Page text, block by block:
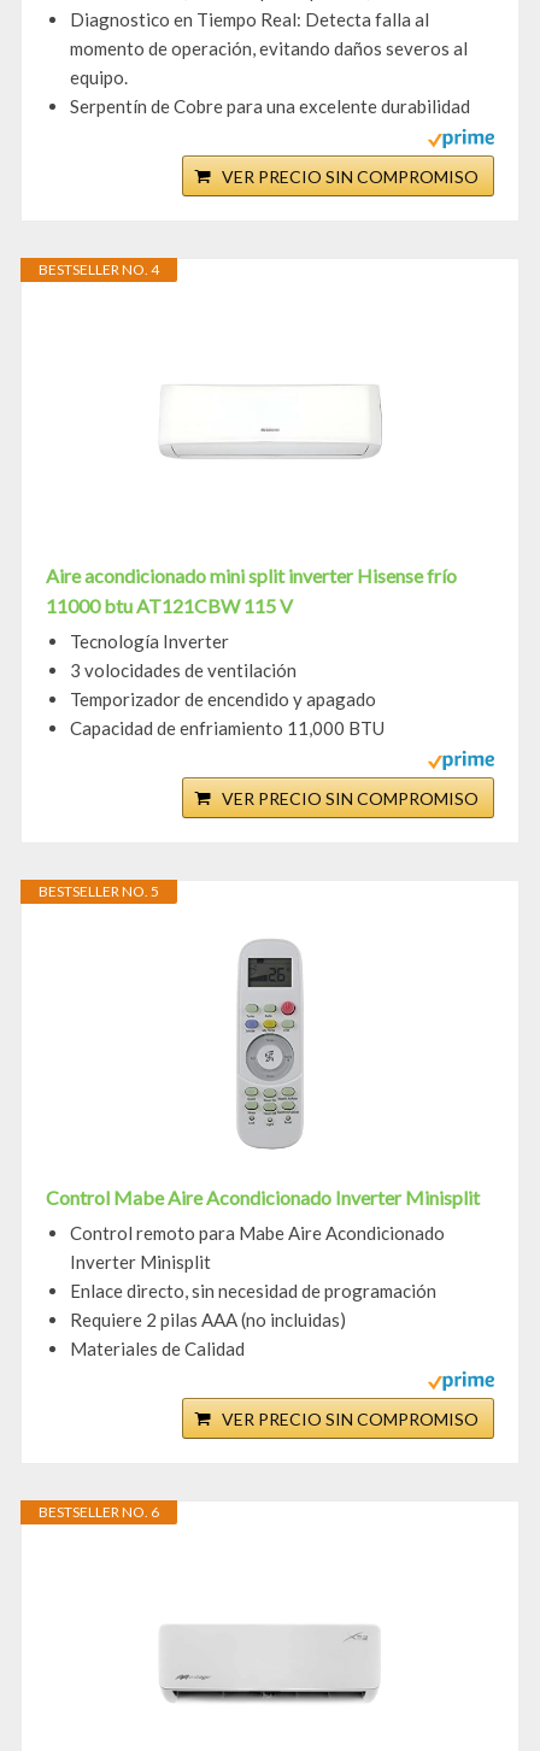
Diagnostico en Tiempo Real: Detecta falla al
momento de operación, evitando daños severos al
equipo.
Serpentín de Cobre para una excelente durabilidad
VER PRECIO SIN COMPROMISO
BESTSELLER NO. 4
Aire acondicionado mini split inverter Hisense frío
11000 btu AT121CBW 115 V
Tecnología Inverter
3 volocidades de ventilación
Temporizador de encendido y apagado
Capacidad de enfriamiento 11,000 BTU
VER PRECIO SIN COMPROMISO
BESTSELLER NO. 5
Control Mabe Aire Acondicionado Inverter Minisplit
Control remoto para Mabe Aire Acondicionado
Inverter Minisplit
Enlace directo, sin necesidad de programación
Requiere 2 pilas AAA (no incluidas)
Materiales de Calidad
VER PRECIO SIN COMPROMISO
BESTSELLER NO. 6